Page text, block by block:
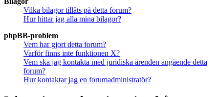
Vilka bilagor tillåts på detta forum?
Hur hittar jag alla mina bilagor?
phpBB-problem
Vem har gjort detta forum?
Varför finns inte funktionen X?
Vem ska jag kontakta med juridiska ärenden angående detta
forum?
Hur kontaktar jag en forumadministratör?